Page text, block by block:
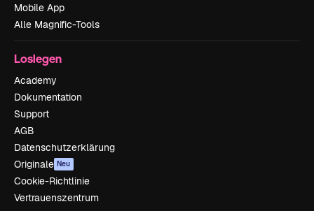
Mobile App
Alle Magnific-Tools
Loslegen
Academy
Dokumentation
Support
AGB
Datenschutzerklärung
Originale Neu
Cookie-Richtlinie
Vertrauenszentrum